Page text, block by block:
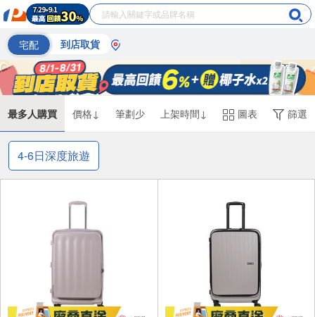
宅配 到店取貨
最多人購買 價格↓ 筆劃少 上架時間↓ 圖表 篩選
4-6日深度旅遊